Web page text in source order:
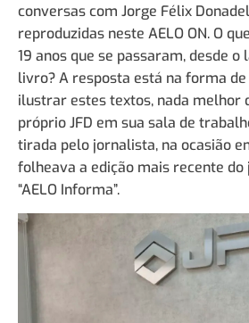
conversas com Jorge Félix
reproduzidas neste AELO ON. O
19 anos que se passaram, desde o
livro? A resposta está na forma
ilustrar estes textos, nada melhor
próprio JFD em sua sala de
tirada pelo jornalista, na ocasião
folheava a edição mais recente
“AELO Informa”.